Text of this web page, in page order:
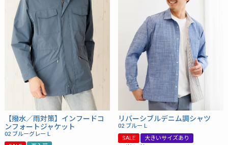
【撥水／雨対策】インフードコ
ンフォートジャケット
02 ブルーグレー L
リバーシブルデニム調シャツ
02 ブルー L
SALE
大きいサイズあり